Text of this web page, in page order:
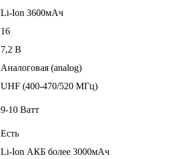
Li-Ion 3600мАч
16
7,2 В
Аналоговая (analog)
UHF (400-470/520 МГц)
9-10 Ватт
Есть
Li-Ion АКБ более 3000мАч